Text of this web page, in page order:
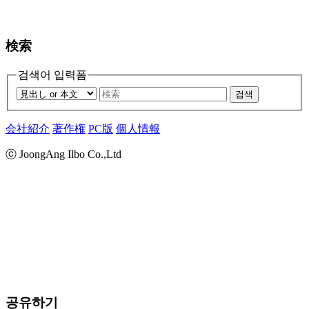
検索
검색어 입력폼
검색
会社紹介 著作権 PC版 個人情報
ⓒ JoongAng Ilbo Co.,Ltd
공유하기